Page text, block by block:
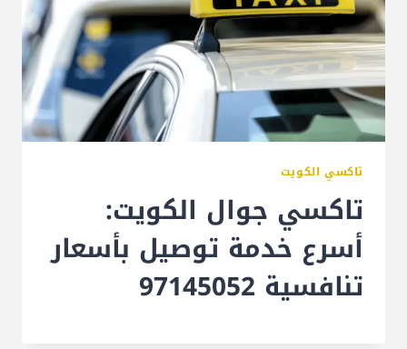
تاكسي الكويت
تاكسي جوال الكويت:
أسرع خدمة توصيل بأسعار
تنافسية 97145052